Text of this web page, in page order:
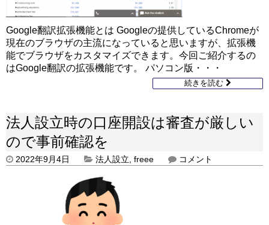
Google翻訳拡張機能とは Googleの提供しているChromeが
現在のブラウザの主流になっていると思いますが、拡張機
能でブラウザをカスタマイズできます。今回ご紹介するの
はGoogle翻訳の拡張機能です。 パソコン版・・・
続きを読む
法人設立時の口座開設は審査が厳しい
ので事前確認を
2022年9月4日 法人設立 freee コメント